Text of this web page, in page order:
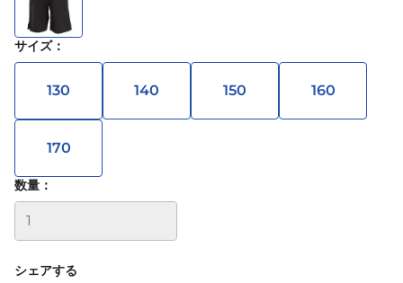
サイズ：
130 140 150 160
170
数量：
シェアする